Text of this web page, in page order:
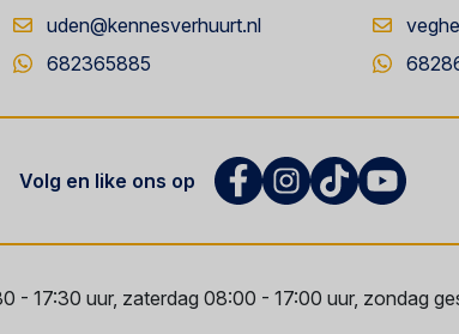
uden@kennesverhuurt.nl
682365885
Volg en like ons op
- 17:30 uur, zaterdag 08:00 - 17:00 uur, zondag